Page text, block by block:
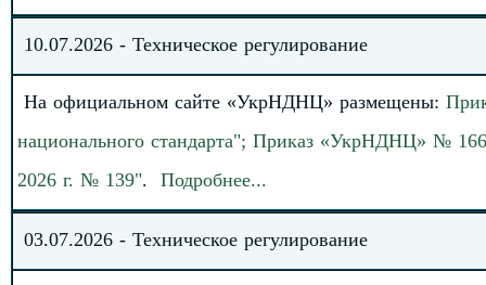
10.07.2026 - Техническое регулирование
На официальном сайте «УкрНДНЦ» размещены:
национального стандарта"; Приказ «УкрНДНЦ» №
2026 г. № 139". Подробнее...
03.07.2026 - Техническое регулирование